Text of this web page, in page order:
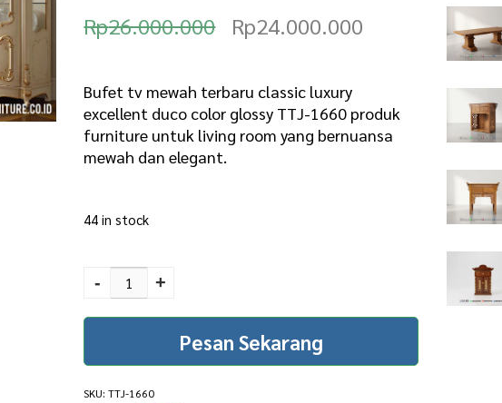
Rp26.000.000
O
i
g
i
n
i
c
e
Rp24.000.000
r
e
c
i
Bufet tv mewah terbaru classic luxury
excellent duco color glossy TTJ-1660 produk
furniture untuk living room yang bernuansa
mewah dan elegant.
44 in stock
Classic Luxury Excellent
Duco Color Glossy TTJ-
1660 quantity
- +
Pesan Sekarang
SKU:TTJ-1660